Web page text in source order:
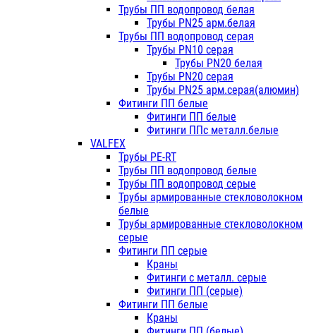
Трубы ПП водопровод белая
Трубы PN25 арм.белая
Трубы ПП водопровод серая
Трубы PN10 серая
Трубы PN20 белая
Трубы PN20 серая
Трубы PN25 арм.серая(алюмин)
Фитинги ПП белые
Фитинги ПП белые
Фитинги ППс металл.белые
VALFEX
Трубы PE-RT
Трубы ПП водопровод белые
Трубы ПП водопровод серые
Трубы армированные стекловолокном
белые
Трубы армированные стекловолокном
серые
Фитинги ПП серые
Краны
Фитинги с металл. серые
Фитинги ПП (серые)
Фитинги ПП белые
Краны